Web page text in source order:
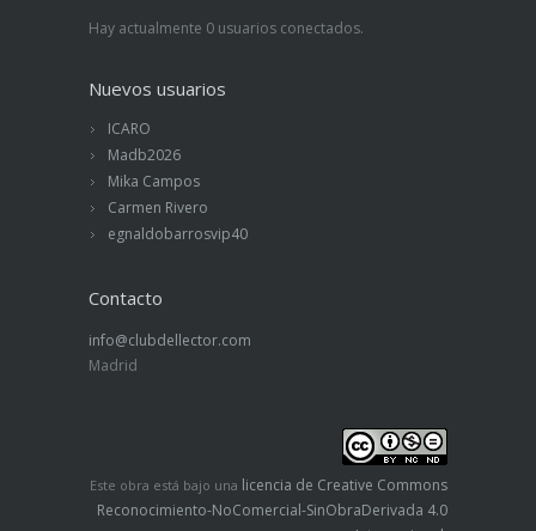
Hay actualmente 0 usuarios conectados.
Nuevos usuarios
ICARO
Madb2026
Mika Campos
Carmen Rivero
egnaldobarrosvip40
Contacto
info@clubdellector.com
Madrid
Este obra está bajo una licencia de Creative Commons
Reconocimiento-NoComercial-SinObraDerivada 4.0